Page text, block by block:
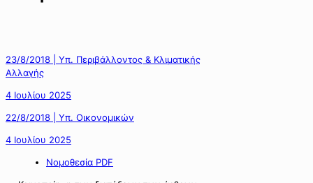
23/8/2018 | Υπ. Περιβάλλοντος & Κλιματικής
Αλλαγής
4 Ιουλίου 2025
22/8/2018 | Υπ. Οικονομικών
4 Ιουλίου 2025
Νομοθεσία PDF